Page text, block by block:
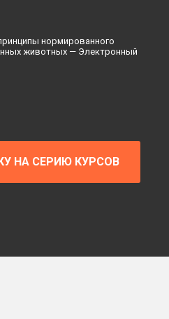
нормированного
животных — Электронный
НА СЕРИЮ КУРСОВ